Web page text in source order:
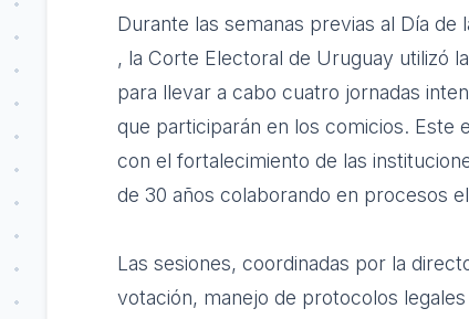
Durante las semanas previas al Día de
, la Corte Electoral de Uruguay utilizó
para llevar a cabo cuatro jornadas
que participarán en los comicios. Este
con el fortalecimiento de las
de 30 años colaborando en procesos
Las sesiones, coordinadas por la
votación, manejo de protocolos